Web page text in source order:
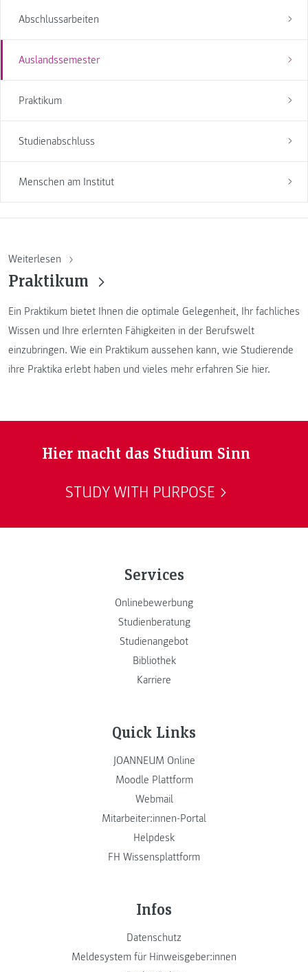
Abschlussarbeiten
Auslandssemester
Praktikum
Studienabschluss
Menschen am Institut
Weiterlesen
Praktikum
Ein Praktikum bietet Ihnen die optimale Gelegenheit, Ihr fachliches
Wissen und Ihre erlernten Fähigkeiten in der Berufswelt
einzubringen. Wie ein Praktikum aussehen kann, wie Studierende
ihre Praktika erlebt haben und vieles mehr erfahren Sie hier.
Hier macht das Studium Sinn
STUDY WITH PURPOSE
Services
Onlinebewerbung
Studienberatung
Studienangebot
Bibliothek
Karriere
Quick Links
JOANNEUM Online
Moodle Plattform
Webmail
Mitarbeiter:innen-Portal
Helpdesk
FH Wissensplattform
Infos
Datenschutz
Meldesystem für Hinweisgeber:innen